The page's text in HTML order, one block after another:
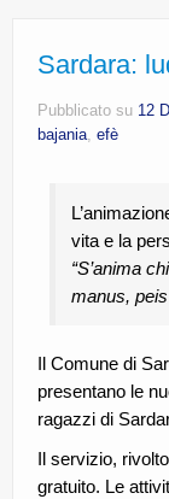
Sardara:
Pubblicato su 12
bajania, efè
vita e la
“S’anima
manus,
Il Comune di
presentano le
ragazzi di
Il servizio,
gratuito. Le